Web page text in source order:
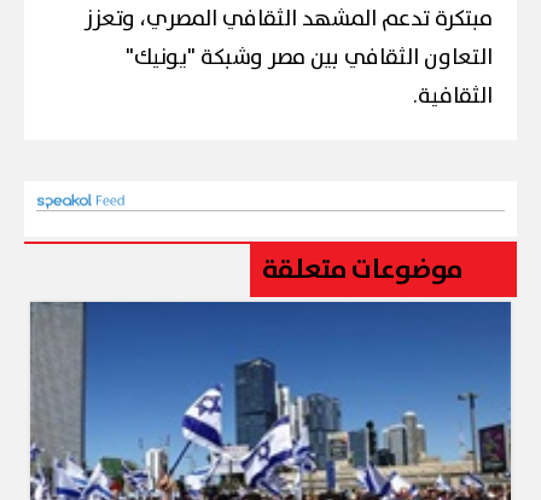
مبتكرة تدعم المشهد الثقافي المصري، وتعزز
التعاون الثقافي بين مصر وشبكة "يونيك"
الثقافية.
موضوعات متعلقة